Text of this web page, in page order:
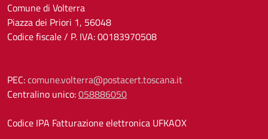
Comune di Volterra
Piazza dei Priori 1, 56048
Codice fiscale / P. IVA: 00183970508
PEC:comune.volterra@postacert.toscana.it
Centralino unico:058886050
Codice IPA Fatturazione elettronica UFKAOX